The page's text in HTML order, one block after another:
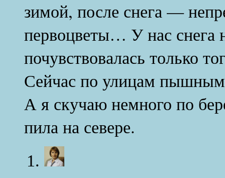
зимой, после снега —
первоцветы… У нас снега
почувствовалась только
Сейчас по улицам
А я скучаю немного по
пила на севере.